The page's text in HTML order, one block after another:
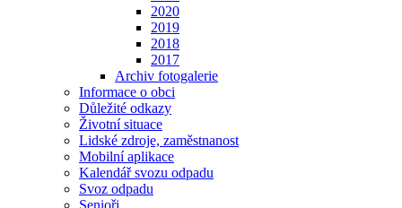
2020
2019
2018
2017
Archiv fotogalerie
Informace o obci
Důležité odkazy
Životní situace
Lidské zdroje, zaměstnanost
Mobilní aplikace
Kalendář svozu odpadu
Svoz odpadu
Senioři